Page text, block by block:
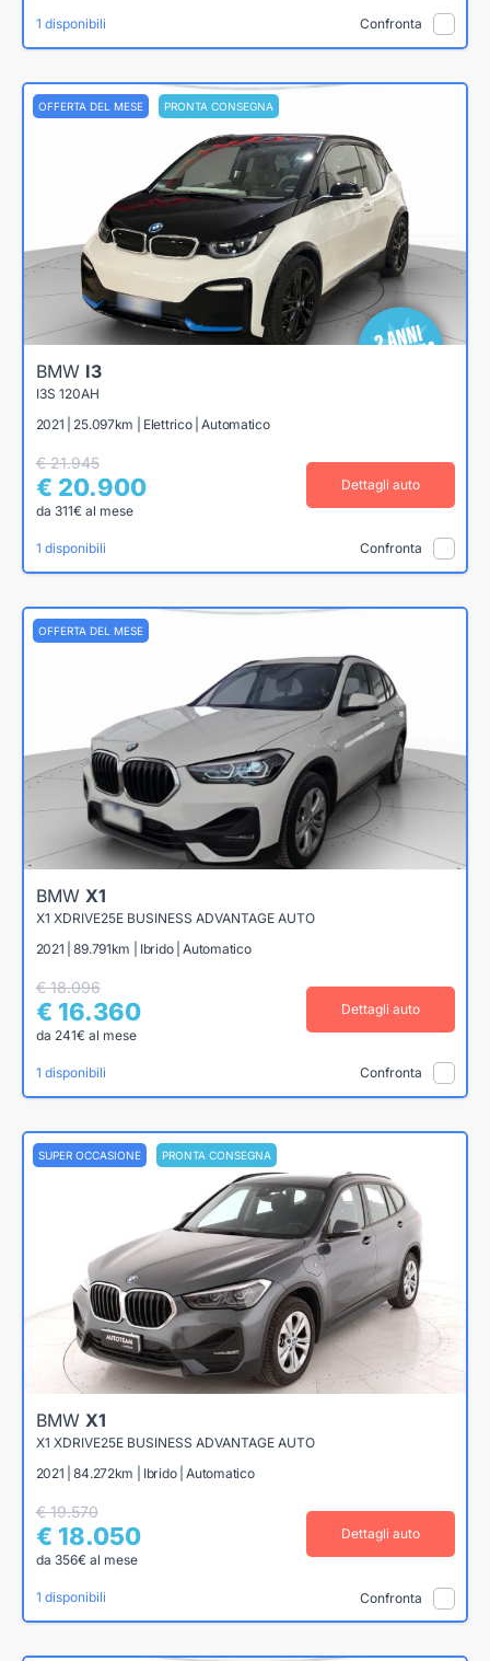
1 disponibili Confronta
OFFERTA DEL MESE PRONTA CONSEGNA
BMW I3
I3S 120AH
2021 | 25.097km | Elettrico | Automatico
€ 21.945
€ 20.900
da 311€ al mese
Dettagli auto
1 disponibili Confronta
OFFERTA DEL MESE
BMW X1
X1 XDRIVE25E BUSINESS ADVANTAGE AUTO
2021 | 89.791km | Ibrido | Automatico
€ 18.096
€ 16.360
da 241€ al mese
Dettagli auto
1 disponibili Confronta
SUPER OCCASIONE PRONTA CONSEGNA
BMW X1
X1 XDRIVE25E BUSINESS ADVANTAGE AUTO
2021 | 84.272km | Ibrido | Automatico
€ 19.570
€ 18.050
da 356€ al mese
Dettagli auto
1 disponibili Confronta